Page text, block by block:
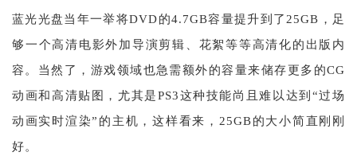
蓝光光盘当年一举将DVD的4.7GB容量提升到了25GB，足
够一个高清电影外加导演剪辑、花絮等等高清化的出版内
容。当然了，游戏领域也急需额外的容量来储存更多的CG
动画和高清贴图，尤其是PS3这种技能尚且难以达到“过场
动画实时渲染”的主机，这样看来，25GB的大小简直刚刚
好。